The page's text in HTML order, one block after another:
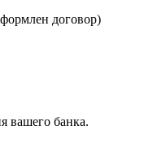
договор)
вашего банка.